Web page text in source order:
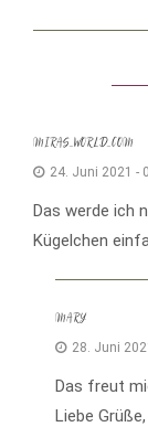
MIRAS_WORLD_COM
24. Juni 2021 -
Das werde ich
Kügelchen
MARY
28. Juni
Das freut
Liebe Grüße,